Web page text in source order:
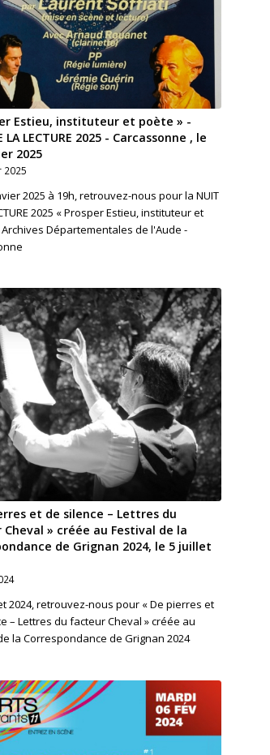
Estieu, instituteur et poète » -
LA LECTURE 2025 - Carcassonne , le
2025
2025
2025 à 19h, retrouvez-nous pour la NUIT
2025 « Prosper Estieu, instituteur et
Archives Départementales de l'Aude -
et de silence – Lettres du
» créée au Festival de la
de Grignan 2024, le 5 juillet
2024, retrouvez-nous pour « De pierres et
– Lettres du facteur Cheval » créée au
la Correspondance de Grignan 2024